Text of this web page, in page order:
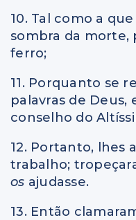
10. Tal como a
sombra da morte,
ferro;
11. Porquanto se
palavras de Deus,
conselho do
12. Portanto, lhes
trabalho;
os ajudasse.
13. Então